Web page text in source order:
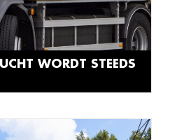
WORDT STEEDS